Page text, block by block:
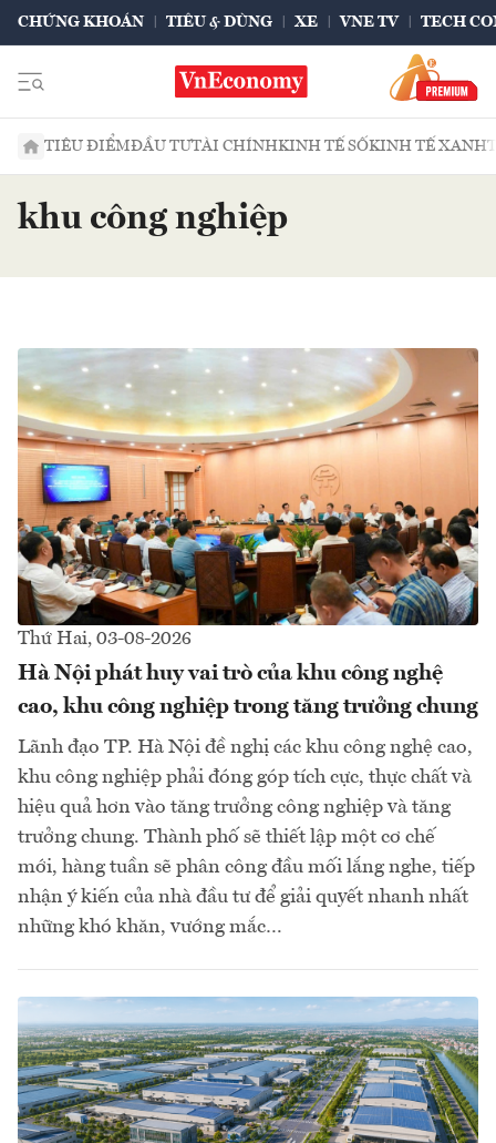
CHỨNG KHOÁN TIÊU & DÙNG XE VNE TV TECH
TIÊU ĐIỂMĐẦU TƯTÀI CHÍNHKINH TẾ SỐKINH TẾ XANH
khu công nghiệp
Thứ Hai, 03-08-2026
Hà Nội phát huy vai trò của khu công nghệ
cao, khu công nghiệp trong tăng trưởng chung
Lãnh đạo TP. Hà Nội đề nghị các khu công nghệ cao,
khu công nghiệp phải đóng góp tích cực, thực chất và
hiệu quả hơn vào tăng trưởng công nghiệp và tăng
trưởng chung. Thành phố sẽ thiết lập một cơ chế
mới, hàng tuần sẽ phân công đầu mối lắng nghe, tiếp
nhận ý kiến của nhà đầu tư để giải quyết nhanh nhất
những khó khăn, vướng mắc…